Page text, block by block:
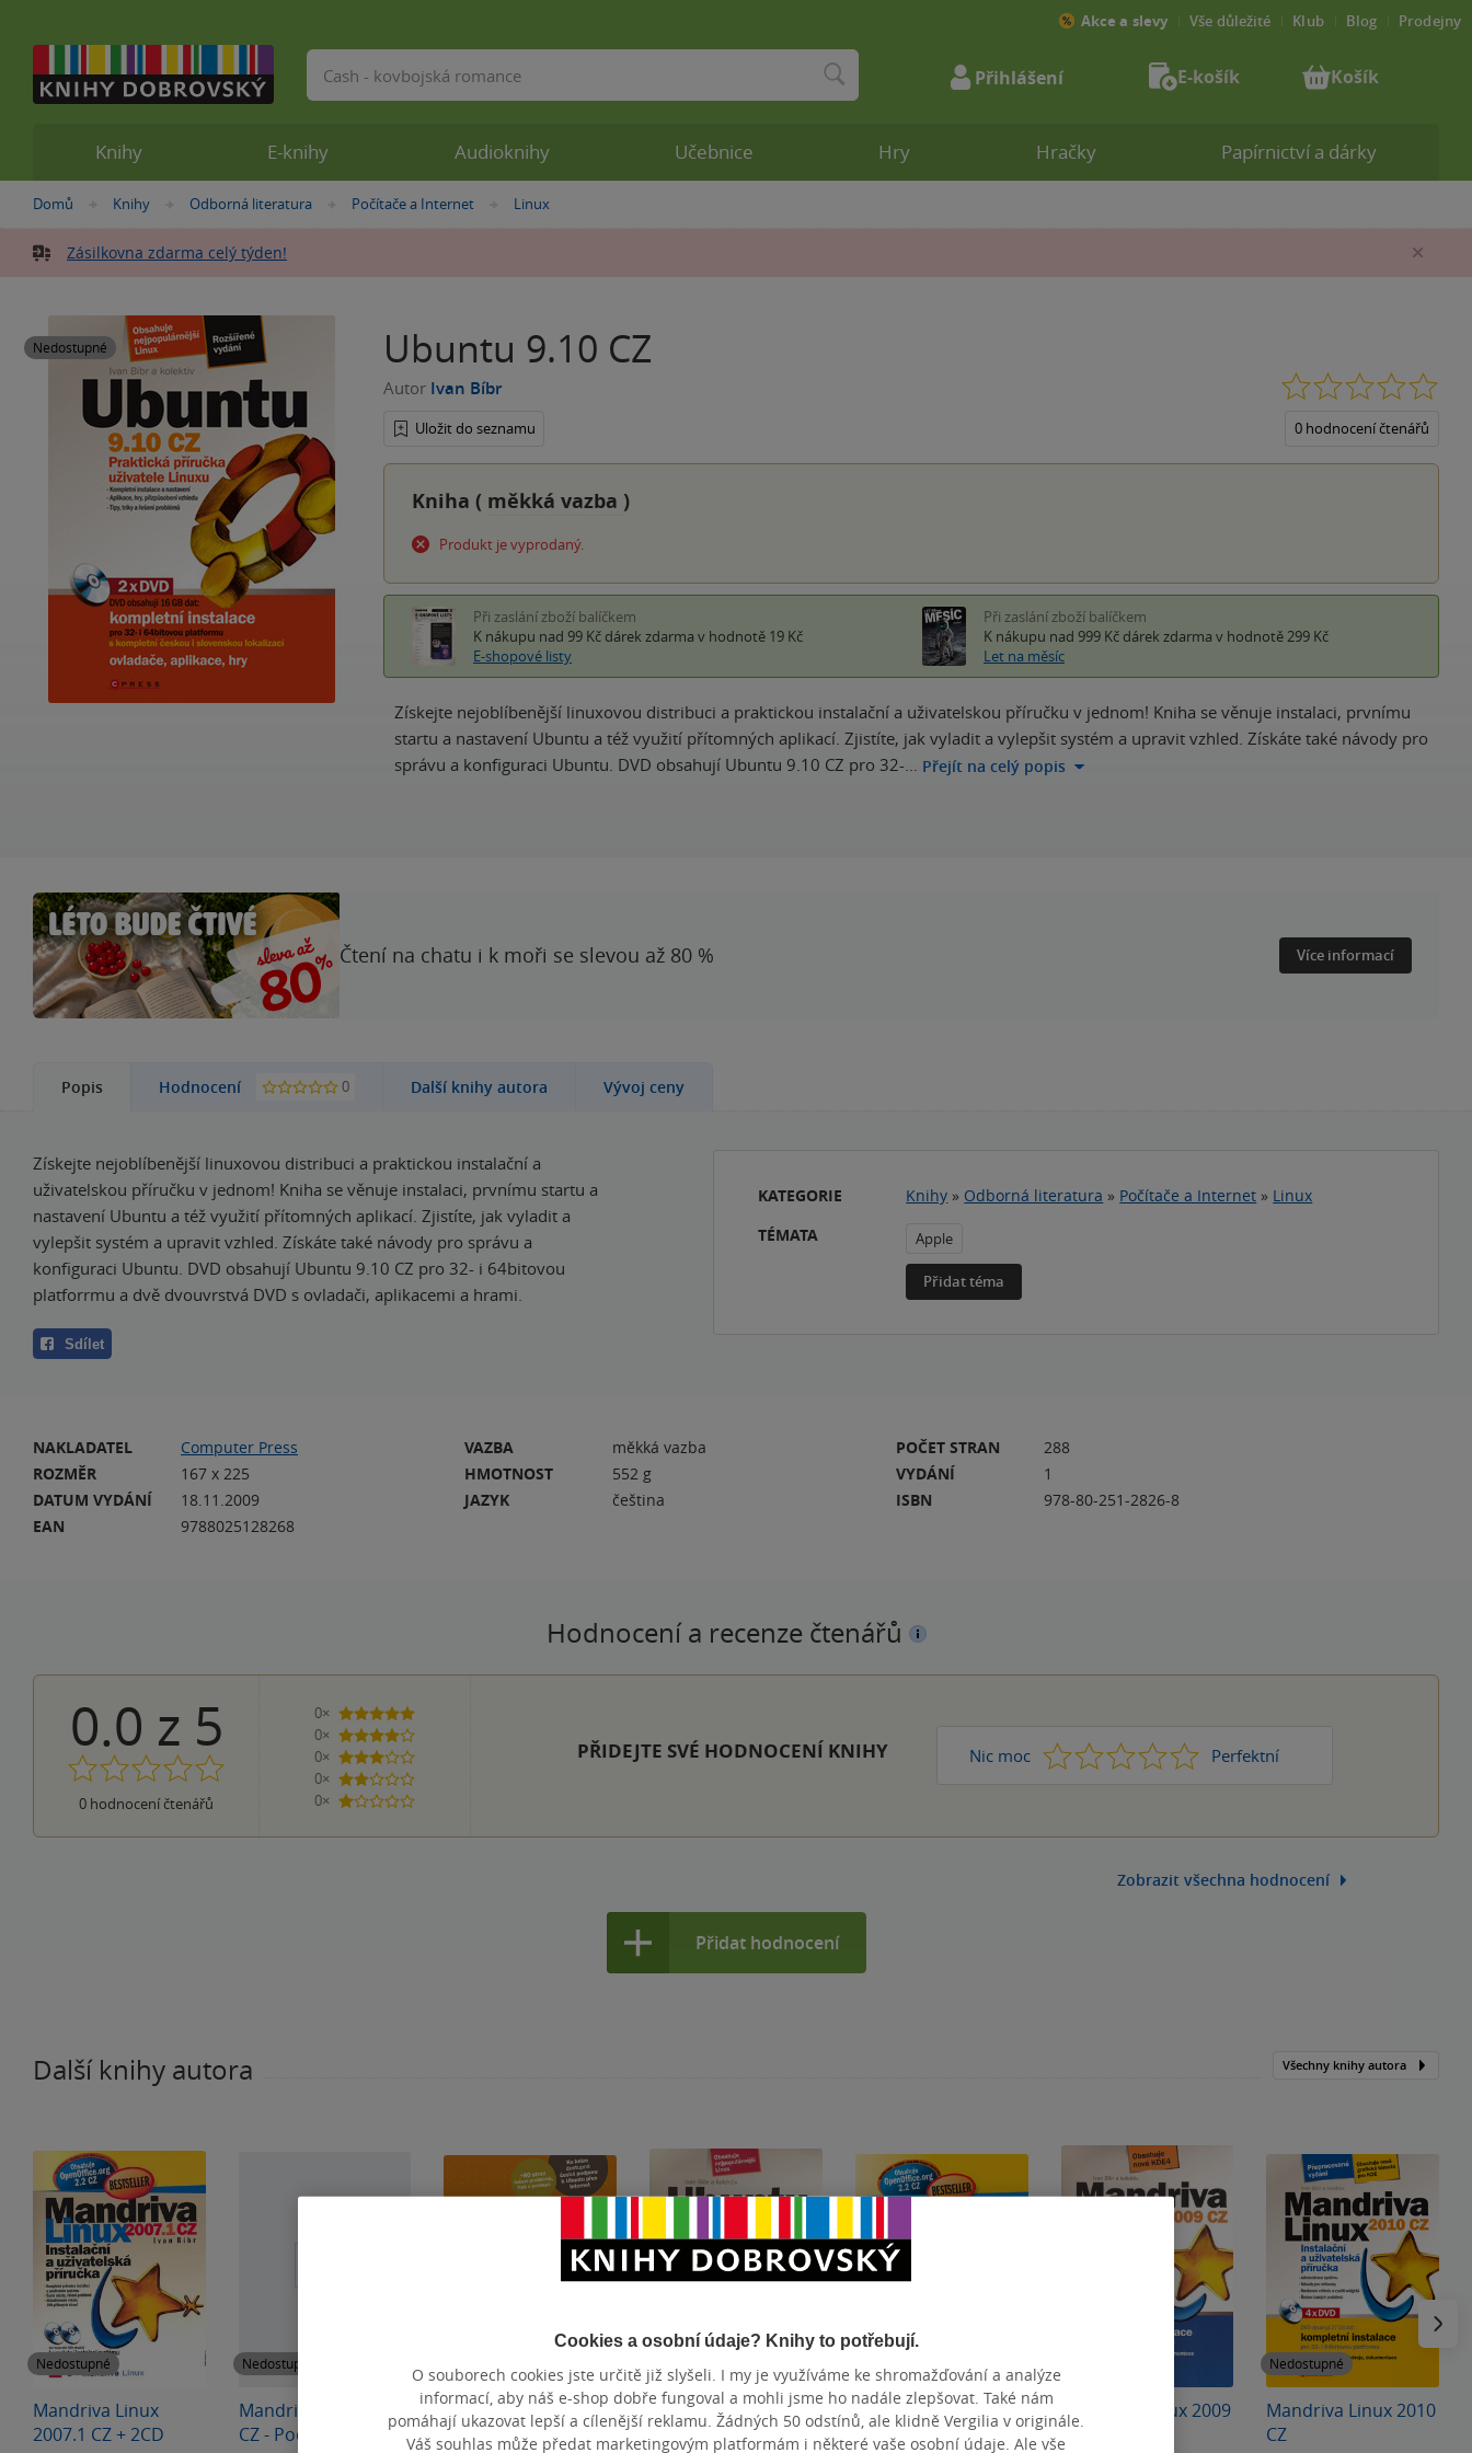
Nacházíte
zde:
Domů »
Knihy »
Odborná literatura »Počítače a Internet »
Linux
Zásilkovna zdarma celý týden!
Nedostupné Ubuntu 9.10 CZ
Autor Ivan Bíbr
Uložit do seznamu 0 hodnocení čtenářů
Kniha ( měkká vazba )
Produkt je vyprodaný.
Při zaslání zboží balíčkem
K nákupu nad 99 Kč dárek zdarma v hodnotě 19 Kč
E-shopové listy
Při zaslání zboží balíčkem
K nákupu nad 999 Kč dárek zdarma v hodnotě 299 Kč
Let na měsíc
Získejte nejoblíbenější linuxovou distribuci a praktickou instalační a uživatelskou příručku v jednom! Kniha se věnuje instalaci, prvnímu
startu a nastavení Ubuntu a též využití přítomných aplikací. Zjistíte, jak vyladit a vylepšit systém a upravit vzhled. Získáte také návody pro
správu a konfiguraci Ubuntu. DVD obsahují Ubuntu 9.10 CZ pro 32-… Přejít na celý popis
Čtení na chatu i k moři se slevou až 80 % Více informací
Popis Hodnocení 0 Další knihy autora Vývoj ceny
Získejte nejoblíbenější linuxovou distribuci a praktickou instalační a
uživatelskou příručku v jednom! Kniha se věnuje instalaci, prvnímu startu a
nastavení Ubuntu a též využití přítomných aplikací. Zjistíte, jak vyladit a
vylepšit systém a upravit vzhled. Získáte také návody pro správu a
konfiguraci Ubuntu. DVD obsahují Ubuntu 9.10 CZ pro 32- i 64bitovou
platforrmu a dvě dvouvrstvá DVD s ovladači, aplikacemi a hrami.
Sdílet
KATEGORIE Knihy » Odborná literatura » Počítače a Internet » Linux
TÉMATA
Apple
Přidat téma
NAKLADATEL
Computer Press
ROZMĚR
167 x 225
DATUM VYDÁNÍ
18.11.2009
EAN
9788025128268
VAZBA
měkká vazba
HMOTNOST
552 g
JAZYK
čeština
POČET STRAN
288
VYDÁNÍ
1
ISBN
978-80-251-2826-8
Hodnocení a recenze čtenářů
0.0 z 5
0 hodnocení čtenářů
0×
5 hvězdiček
0×
4 hvězdičky
0×
3 hvězdičky
0×
2 hvězdičky
0×
1 hvezdička
PŘIDEJTE SVÉ HODNOCENÍ KNIHY Nic moc 1 2 3 4 Perfektní
5
Zobrazit všechna hodnocení
Přidat hodnocení
Další knihy autora Všechny knihy autora
Nedostupné
Mandriva Linux
2007.1 CZ + 2CD
Nedostupné
Mandriva Linux 2007
CZ - Podrobná
Ubuntu 10.10 CZ Ubuntu 8.10. CZ
Mandriva Linux
2008.1 CZ
Mandriva Linux 2009
CZ
Nedostupné
Mandriva Linux 2010
CZ
Knihy E-knihy Audioknihy Učebnice Hry Hračky Papírnictví a dárky
Akce a slevy Vše důležité Klub Blog Prodejny
Vyhledávání Přihlášení E-košík Košík
Cookies a osobní údaje? Knihy to potřebují.
O souborech cookies jste určitě již slyšeli. I my je využíváme ke shromažďování a analýze
informací, aby náš e-shop dobře fungoval a mohli jsme ho nadále zlepšovat. Také nám
pomáhají ukazovat lepší a cílenější reklamu. Žádných 50 odstínů, ale klidně Vergilia v originále.
Váš souhlas může předat marketingovým platformám i některé vaše osobní údaje. Ale vše